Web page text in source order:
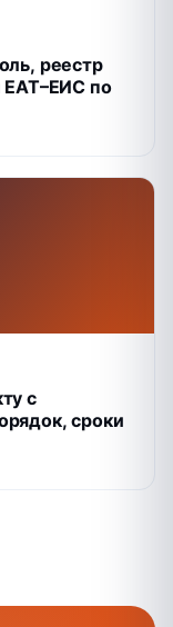
реестр
ЕАТ–ЕИС по
с
сроки